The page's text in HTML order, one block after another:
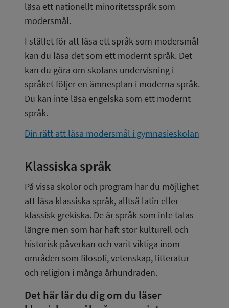
läsa ett nationellt minoritetsspråk som
modersmål.
I stället för att läsa ett språk som modersmål
kan du läsa det som ett modernt språk. Det
kan du göra om skolans undervisning i
språket följer en ämnesplan i moderna språk.
Du kan inte läsa engelska som ett modernt
språk.
Din rätt att läsa modersmål i gymnasieskolan
Klassiska språk
På vissa skolor och program har du möjlighet
att läsa klassiska språk, alltså latin eller
klassisk grekiska. De är språk som inte talas
längre men som har haft stor kulturell och
historisk påverkan och varit viktiga inom
områden som filosofi, vetenskap, litteratur
och religion i många århundraden.
Det här lär du dig om du läser